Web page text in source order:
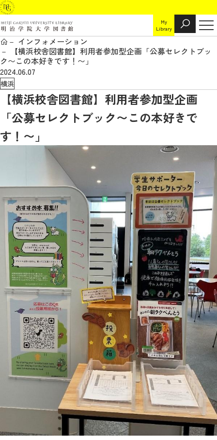
My
Library
インフォメーション
【横浜校舎図書館】利用者参加型企画「公募セレクトブッ
ク〜この本好きです！〜」
2024.06.07
横浜
【横浜校舎図書館】利用者参加型企画
「公募セレクトブック〜この本好きで
す！〜」